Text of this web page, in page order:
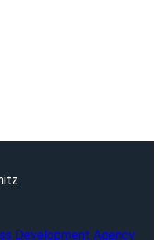
Development Agency